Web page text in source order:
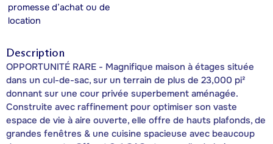
promesse d’achat ou de
location
Description
OPPORTUNITÉ RARE - Magnifique maison à étages située
dans un cul-de-sac, sur un terrain de plus de 23,000 pi²
donnant sur une cour privée superbement aménagée.
Construite avec raffinement pour optimiser son vaste
espace de vie à aire ouverte, elle offre de hauts plafonds, de
grandes fenêtres & une cuisine spacieuse avec beaucoup